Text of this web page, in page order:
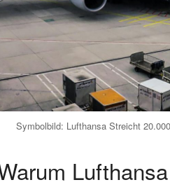
Symbolbild: Lufthansa Streicht